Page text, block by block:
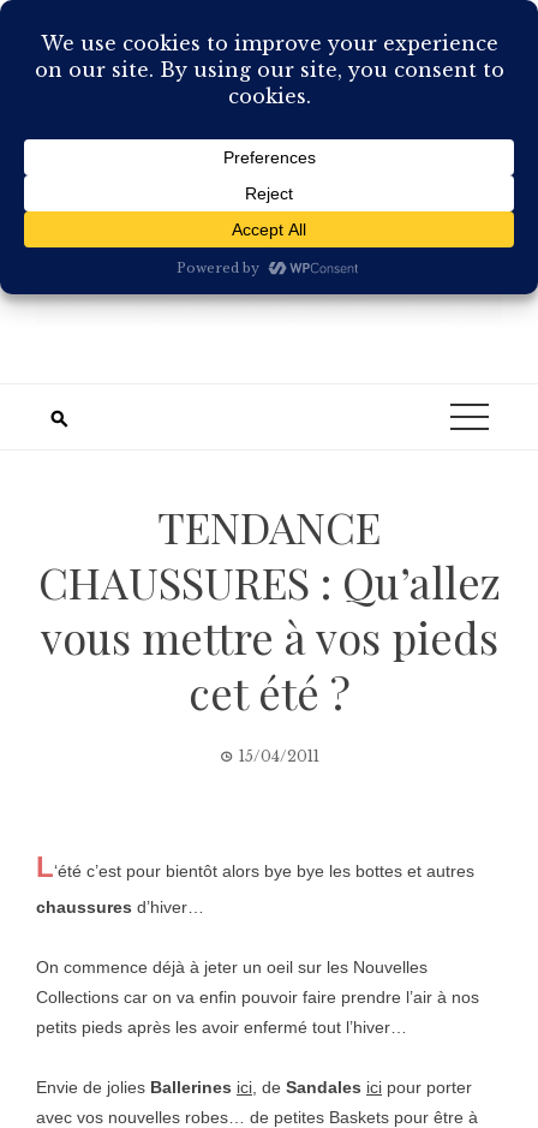
Skip
content
TENDANCE
CHAUSSURES : Qu’allez
vous mettre à vos pieds
cet été ?
15/04/2011
L‘été c’est pour bientôt alors bye bye les bottes et autres
chaussures d’hiver…
On commence déjà à jeter un oeil sur les Nouvelles
Collections car on va enfin pouvoir faire prendre l’air à nos
petits pieds après les avoir enfermé tout l’hiver…
Envie de jolies Ballerines ici , de Sandales ici pour porter
avec vos nouvelles robes… de petites Baskets pour être à